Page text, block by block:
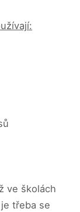
ve školách
třeba se